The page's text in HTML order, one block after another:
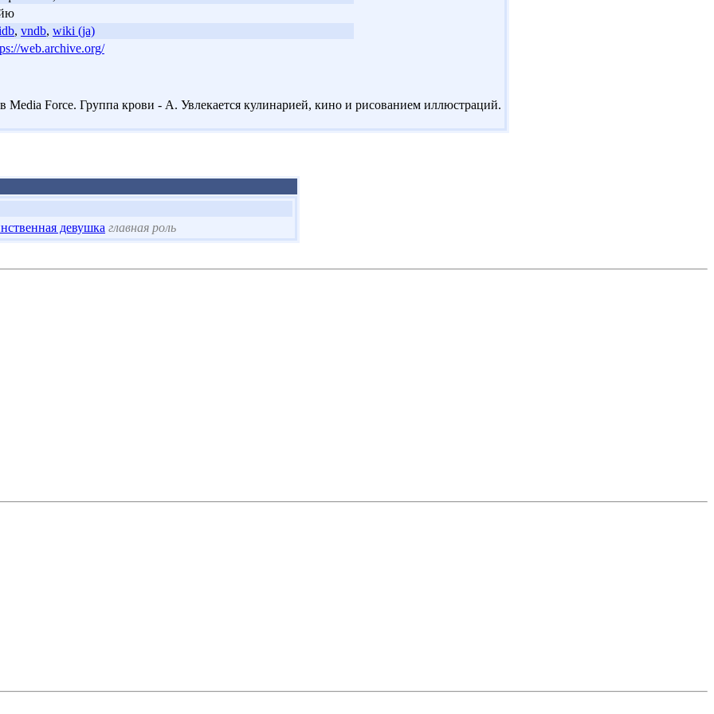
, vndb, wiki (ja)
web.archive.org/
Media Force. Группа крови - А. Увлекается кулинарией, кино и рисованием иллюстраций.
девушка главная роль